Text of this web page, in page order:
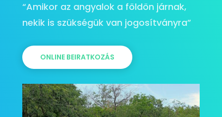
“Amikor az angyalok a földön járnak,
nekik is szükségük van jogosítványra”
ONLINE BEIRATKOZÁS